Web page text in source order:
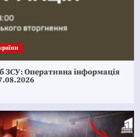
ЗСУ: Оперативна інформація